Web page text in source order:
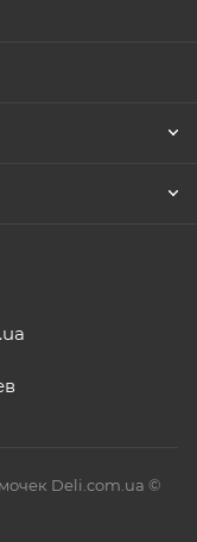
Deli.com.ua ©